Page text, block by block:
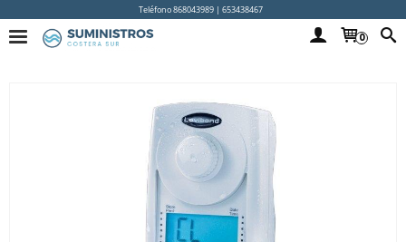
Teléfono 868043989 | 653438467
0